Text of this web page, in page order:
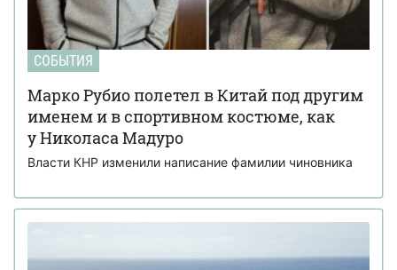
СОБЫТИЯ
Марко Рубио полетел в Китай под другим
именем и в спортивном костюме, как
у Николаса Мадуро
Власти КНР изменили написание фамилии чиновника